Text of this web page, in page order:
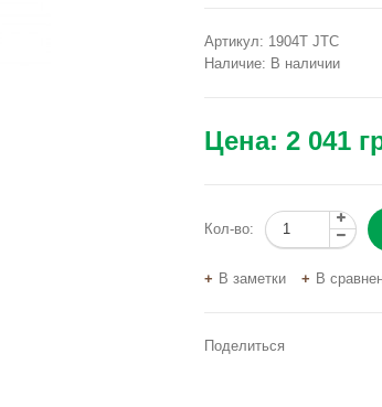
Артикул: 1904T JTC
Наличие: В наличии
Цена: 2 041
Кол-во:
В заметки В
Поделиться